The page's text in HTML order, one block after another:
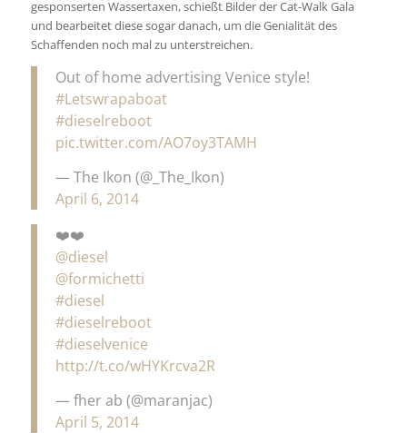
gesponserten Wassertaxen, schießt Bilder der Cat-Walk Gala
und bearbeitet diese sogar danach, um die Genialität des
Schaffenden noch mal zu unterstreichen.
Out of home advertising Venice style!
#Letswrapaboat
#dieselreboot
pic.twitter.com/AO7oy3TAMH
— The Ikon (@_The_Ikon)
April 6, 2014
❤️❤️
@diesel
@formichetti
#diesel
#dieselreboot
#dieselvenice
http://t.co/wHYKrcva2R
— fher ab (@maranjac)
April 5, 2014